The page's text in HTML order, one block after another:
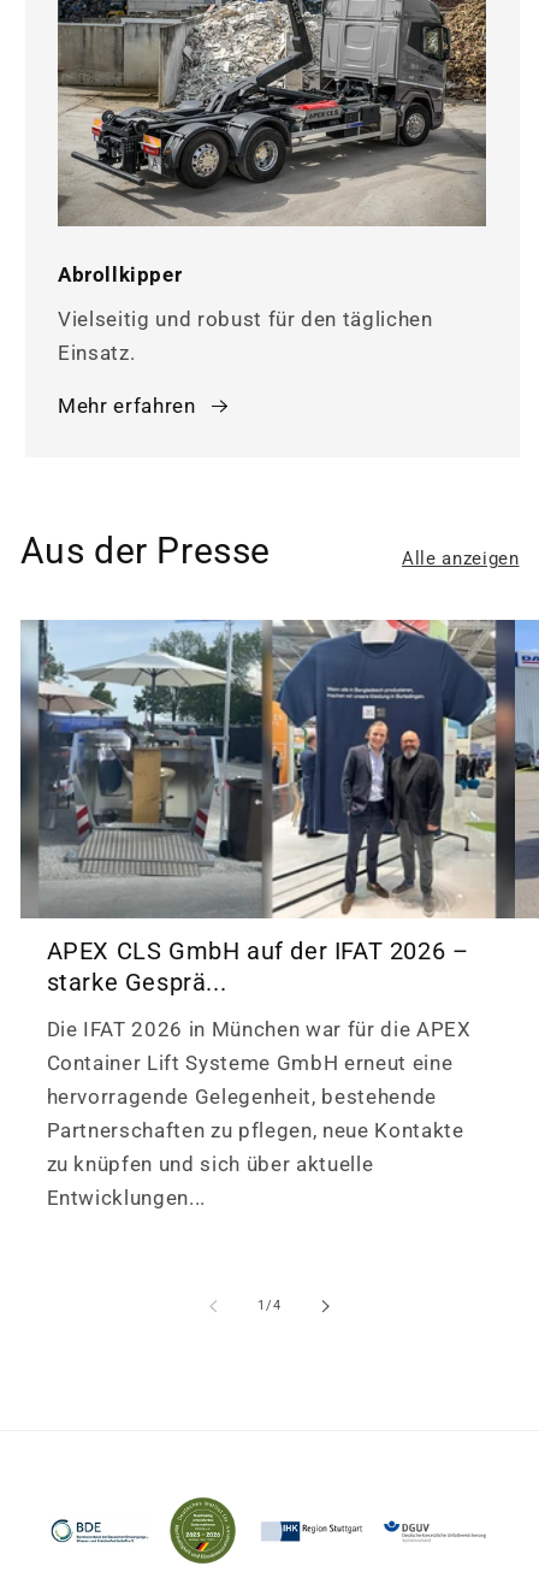
Abrollkipper
Vielseitig und robust für den täglichen
Einsatz.
Mehr erfahren
Aus der Presse Alle anzeigen
APEX CLS GmbH auf der IFAT 2026 –
starke Gesprä...
Die IFAT 2026 in München war für die APEX
Container Lift Systeme GmbH erneut eine
hervorragende Gelegenheit, bestehende
Partnerschaften zu pflegen, neue Kontakte
zu knüpfen und sich über aktuelle
Entwicklungen...
1/von
4